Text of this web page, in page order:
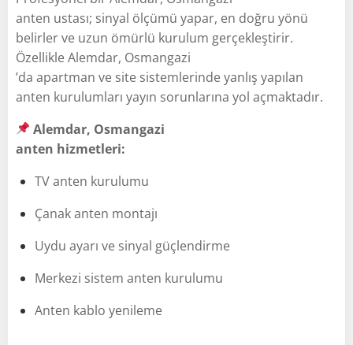
anten ustası; sinyal ölçümü yapar, en doğru yönü
belirler ve uzun ömürlü kurulum gerçekleştirir.
Özellikle Alemdar, Osmangazi
’da apartman ve site sistemlerinde yanlış yapılan
anten kurulumları yayın sorunlarına yol açmaktadır.
Alemdar, Osmangazi
anten hizmetleri:
TV anten kurulumu
Çanak anten montajı
Uydu ayarı ve sinyal güçlendirme
Merkezi sistem anten kurulumu
Anten kablo yenileme